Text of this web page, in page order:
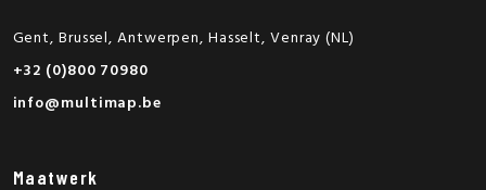
Gent, Brussel, Antwerpen, Hasselt, Venray (NL)
+32 (0)800 70980
info@multimap.be
Maatwerk